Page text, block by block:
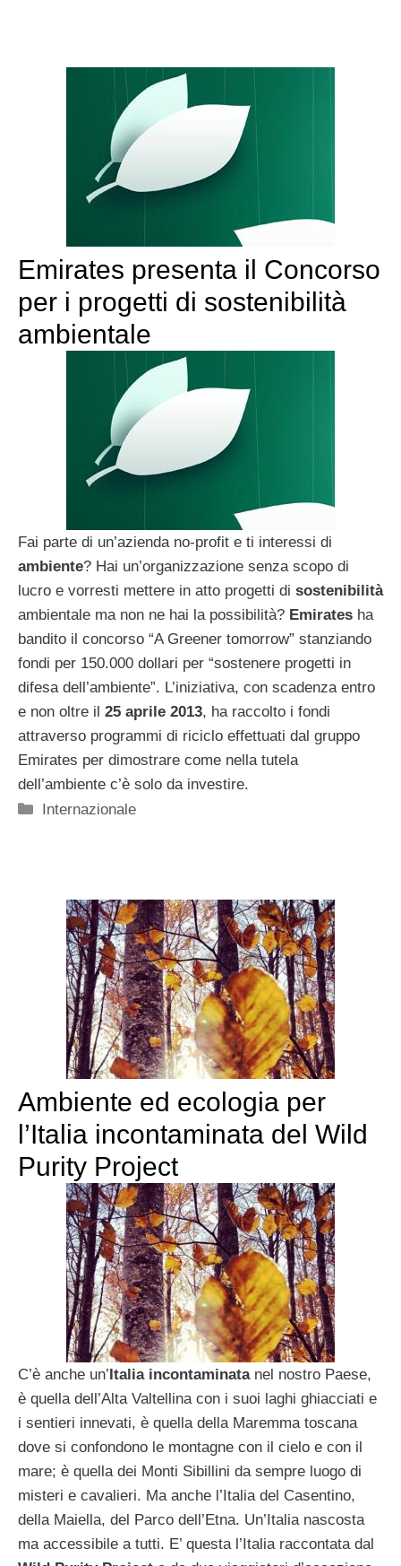
Emirates presenta il Concorso
per i progetti di sostenibilità
ambientale
Fai parte di un’azienda no-profit e ti interessi di
ambiente? Hai un’organizzazione senza scopo di
lucro e vorresti mettere in atto progetti di sostenibilità
ambientale ma non ne hai la possibilità? Emirates ha
bandito il concorso “A Greener tomorrow” stanziando
fondi per 150.000 dollari per “sostenere progetti in
difesa dell’ambiente”. L’iniziativa, con scadenza entro
e non oltre il 25 aprile 2013, ha raccolto i fondi
attraverso programmi di riciclo effettuati dal gruppo
Emirates per dimostrare come nella tutela
dell’ambiente c’è solo da investire.
Categorie
Internazionale
Ambiente ed ecologia per
l’Italia incontaminata del Wild
Purity Project
C’è anche un’Italia incontaminatanel nostro Paese,
è quella dell’Alta Valtellina con i suoi laghi ghiacciati e
i sentieri innevati, è quella della Maremma toscana
dove si confondono le montagne con il cielo e con il
mare; è quella dei Monti Sibillini da sempre luogo di
misteri e cavalieri. Ma anche l’Italia del Casentino,
della Maiella, del Parco dell’Etna. Un’Italia nascosta
ma accessibile a tutti. E’ questa l’Italia raccontata dal